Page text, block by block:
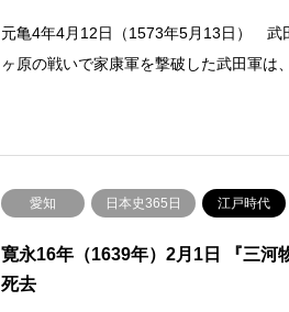
元亀4年4月12日（1573年5月13日） 武
ヶ原の戦いで家康軍を撃破した武田軍は
愛知 日本史365日 江戸時代
寛永16年（1639年）2月1日 『三河
死去